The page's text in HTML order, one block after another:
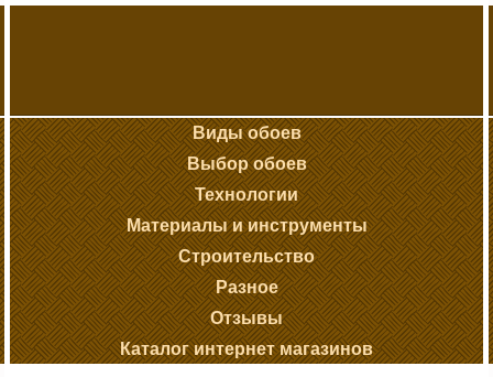
Виды обоев
Выбор обоев
Технологии
Материалы и инструменты
Строительство
Разное
Отзывы
Каталог интернет магазинов